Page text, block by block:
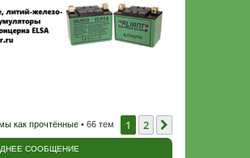
как прочтённые • 66 тем 1 2
СООБЩЕНИЕ